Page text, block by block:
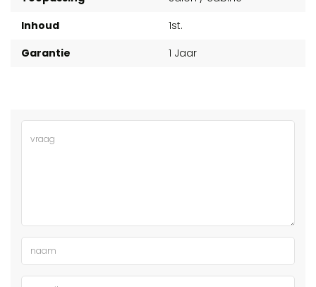
Inhoud
1st.
Garantie
1 Jaar